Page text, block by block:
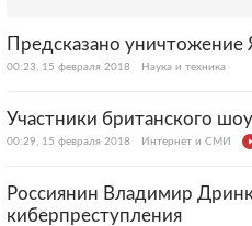
Предсказано уничтожение
00:23, 15 февраля 2018 Наука и техника
Участники британского
00:29, 15 февраля 2018 Интернет и СМИ
Россиянин Владимир
киберпреступления